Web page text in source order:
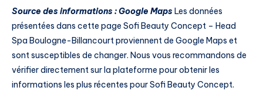
Source des informations : Google Maps Les données
présentées dans cette page Sofi Beauty Concept – Head
Spa Boulogne-Billancourt proviennent de Google Maps et
sont susceptibles de changer. Nous vous recommandons de
vérifier directement sur la plateforme pour obtenir les
informations les plus récentes pour Sofi Beauty Concept.